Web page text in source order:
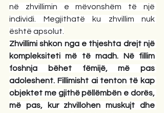
në zhvillimin e mëvonshëm të një
individi. Megjithatë ku zhvillim nuk
është apsolut.
Zhvillimi shkon nga e thjeshta drejt një
kompleksiteti më të madh. Në fillim
foshnja bëhet fëmijë, më pas
adoleshent. Fillimisht ai tenton të kap
objektet me gjithë pëllëmbën e dorës,
më pas, kur zhvillohen muskujt dhe